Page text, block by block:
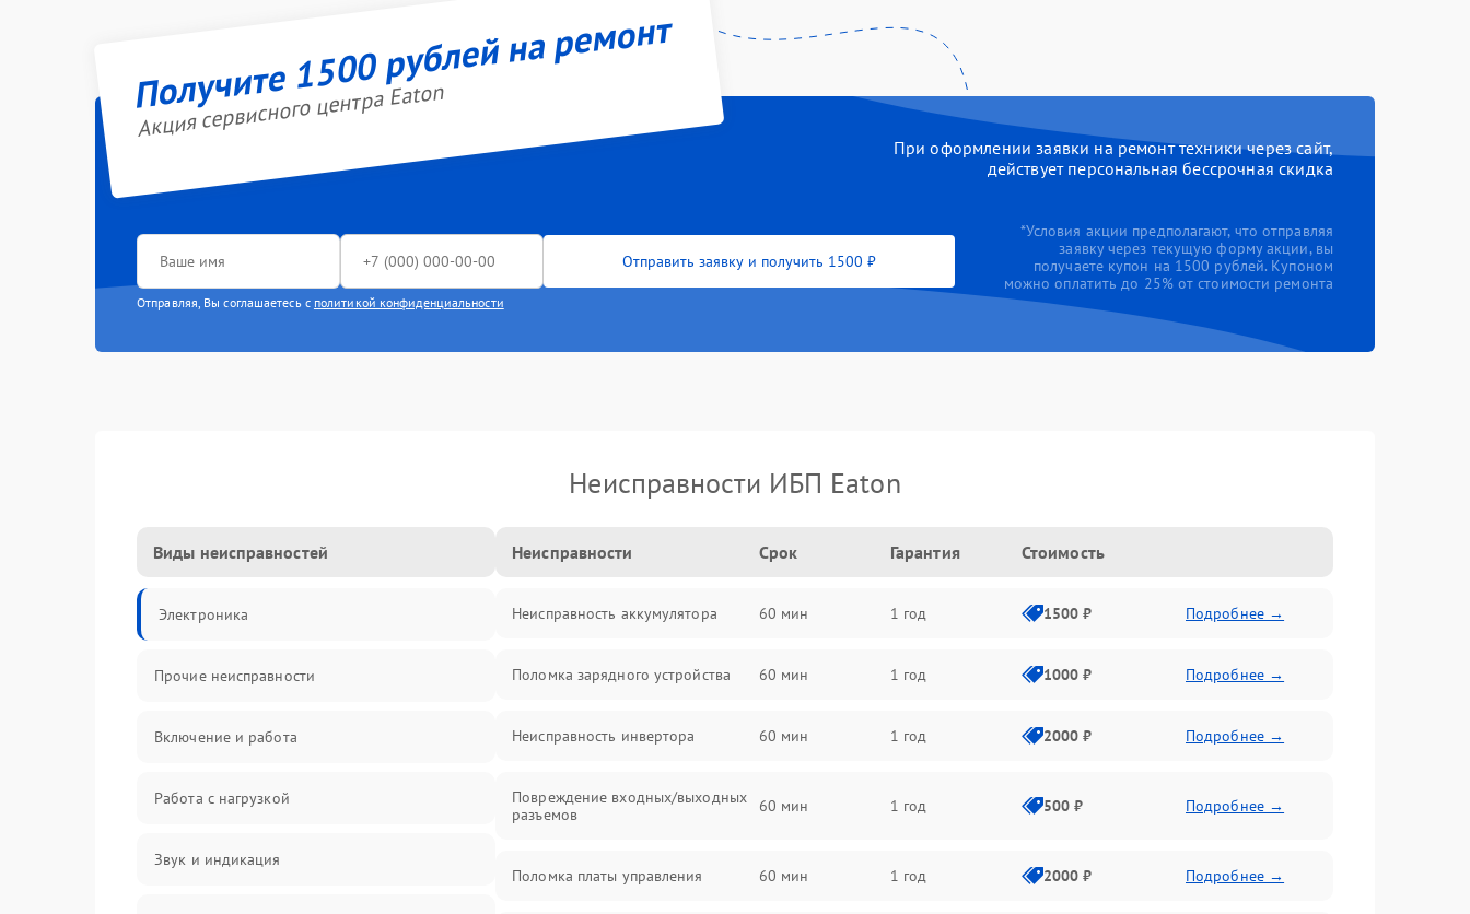
Получите 1500 рублей на ремонт
Акция сервисного центра Eaton
При оформлении заявки на ремонт техники через сайт,
действует персональная бессрочная скидка
Отправить заявку и получить 1500 ₽
Отправляя, Вы соглашаетесь с политикой конфиденциальности
*Условия акции предполагают, что отправляя
заявку через текущую форму акции, вы
получаете купон на 1500 рублей. Купоном
можно оплатить до 25% от стоимости ремонта
Неисправности ИБП Eaton
Виды неисправностей
Электроника
Прочие неисправности
Включение и работа
Работа с нагрузкой
Звук и индикация
Неисправности Срок Гарантия Стоимость
Неисправность аккумулятора 60 мин 1 год 1500 ₽ Подробнее →
Поломка зарядного устройства 60 мин 1 год 1000 ₽ Подробнее →
Неисправность инвертора 60 мин 1 год 2000 ₽ Подробнее →
Повреждение входных/выходных
разъемов
60 мин 1 год 500 ₽ Подробнее →
Поломка платы управления 60 мин 1 год 2000 ₽ Подробнее →